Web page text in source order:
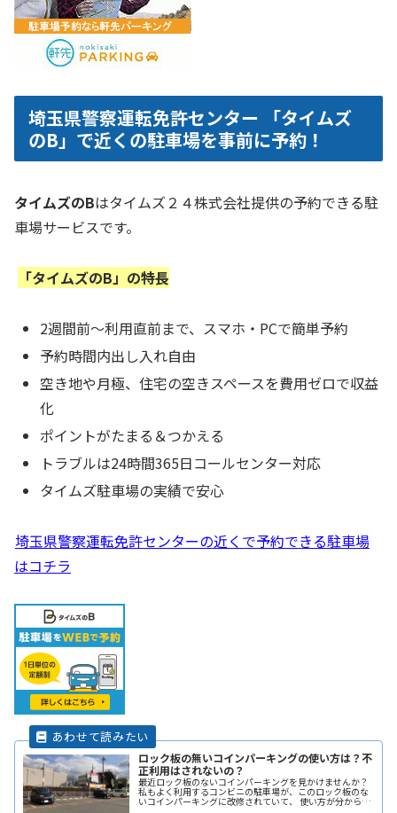
埼玉県警察運転免許センター 「タイムズ
のB」で近くの駐車場を事前に予約！
タイムズのBはタイムズ２４株式会社提供の予約できる駐
車場サービスです。
「タイムズのB」の特長
2週間前～利用直前まで、スマホ・PCで簡単予約
予約時間内出し入れ自由
空き地や月極、住宅の空きスペースを費用ゼロで収益
化
ポイントがたまる＆つかえる
トラブルは24時間365日コールセンター対応
タイムズ駐車場の実績で安心
埼玉県警察運転免許センターの近くで予約できる駐車場
はコチラ
ロック板の無いコインパーキングの使い方は？不
正利用はされないの？
最近ロック板のないコインパーキングを見かけませんか？
私もよく利用するコンビニの駐車場が、このロック板のな
いコインパーキングに改修されていて、 使い方が分からず